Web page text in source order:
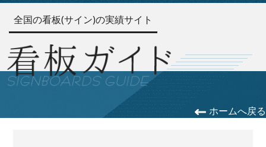
全国の看板(サイン)の実績サイト
ホームへ戻る